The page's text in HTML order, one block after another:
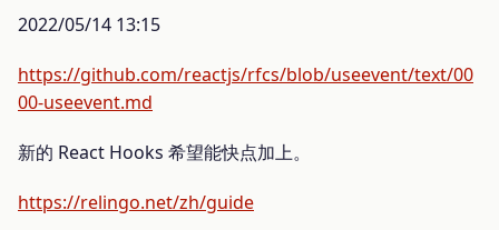
2022/05/14 13:15
https://github.com/reactjs/rfcs/blob/useevent/text/00
00-useevent.md
新的 React Hooks 希望能快点加上。
https://relingo.net/zh/guide